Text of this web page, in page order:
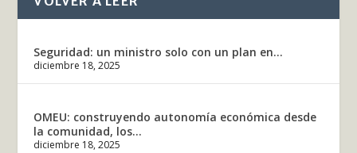
Seguridad: un ministro solo con un plan en...
diciembre 18, 2025
OMEU: construyendo autonomía económica desde
la comunidad, los...
diciembre 18, 2025